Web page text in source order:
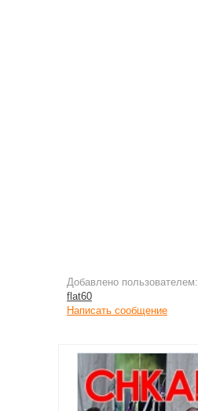
Добавлено пользователем:
flat60
Написать сообщение